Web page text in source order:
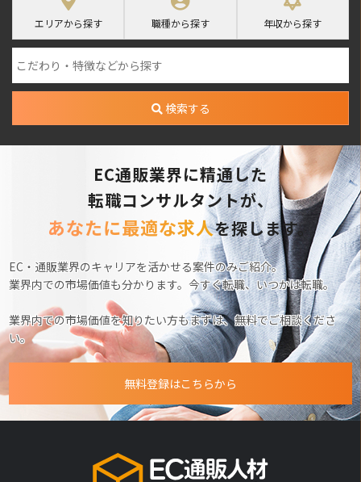
エリアから探す 職種から探す 年収から探す
検索する
EC通販業界に精通した
転職コンサルタントが、
あなたに最適な求人を探します。
EC・通販業界のキャリアを活かせる案件のみご紹介。
業界内での市場価値も分かります。今すぐ転職、いつかは転職。
業界内での市場価値を知りたい方もまずは、無料でご相談くださ
い。
無料登録はこちらから